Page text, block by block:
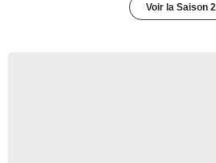
Voir la Saison 2